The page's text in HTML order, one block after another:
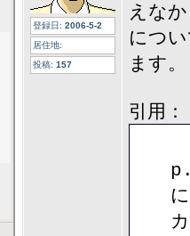
登録日: 2006-5-2
居住地:
投稿: 157
えな
につ
ます。
引用：